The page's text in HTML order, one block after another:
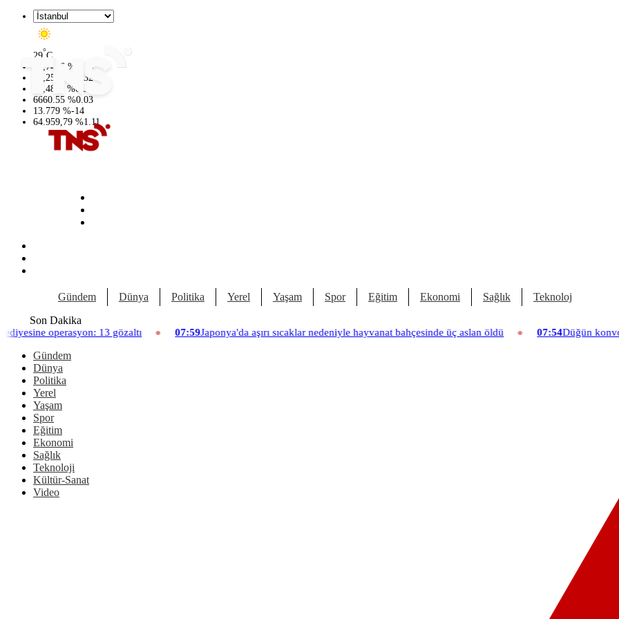
29°C
47,7436 %
0.18
55,2510
0.32
64,4811
%0.38
6660.55 %0.03
13.779 %-14
64.959,79 %1.11
Gündem Dünya Politika Yerel Yaşam Spor Eğitim Ekonomi Sağlık Teknoloji
Son Dakika
13 gözaltı 07:59 Japonya'da aşırı sıcaklar nedeniyle hayvanat bahçesinde üç aslan öldü 07:54Düğün konvoyuna ağır fatura:
Gündem
Dünya
Politika
Yerel
Yaşam
Spor
Eğitim
Ekonomi
Sağlık
Teknoloji
Kültür-Sanat
Video